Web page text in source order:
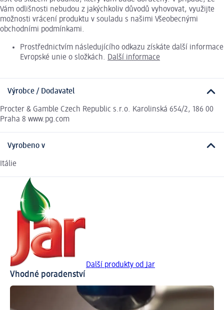
Vám odlišnosti nebudou z jakýchkoliv důvodů vyhovovat, využijte
možnosti vrácení produktu v souladu s našimi Všeobecnými
obchodními podmínkami.
Prostřednictvím následujícího odkazu získáte další informace
Evropské unie o složkách. Další informace
Výrobce / Dodavatel
Procter & Gamble Czech Republic s.r.o. Karolinská 654/2, 186 00
Praha 8 www.pg.com
Vyrobeno v
Itálie
Další produkty od Jar
Vhodné poradenství